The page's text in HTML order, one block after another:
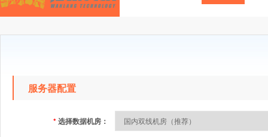
服务器配置
*选择数据机房：